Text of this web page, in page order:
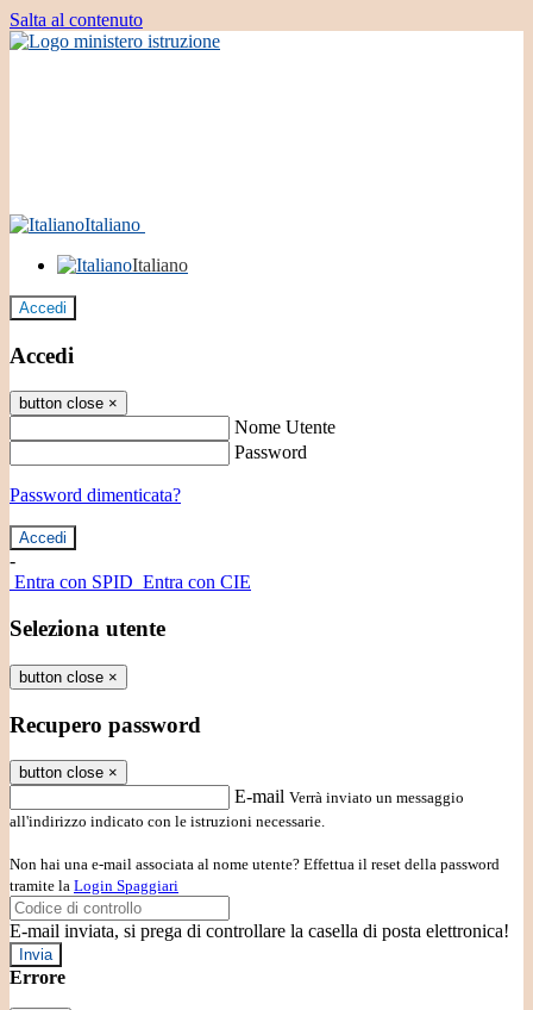
Salta al contenuto
Italiano
Italiano
Accedi
Accedi
button close ×
Nome Utente
Password
Password dimenticata?
-
Entra con SPID Entra con CIE
Seleziona utente
button close ×
Recupero password
button close ×
E-mail Verrà inviato un messaggio
all'indirizzo indicato con le istruzioni necessarie.
Non hai una e-mail associata al nome utente? Effettua il reset della password
tramite la Login Spaggiari
E-mail inviata, si prega di controllare la casella di posta elettronica!
Errore